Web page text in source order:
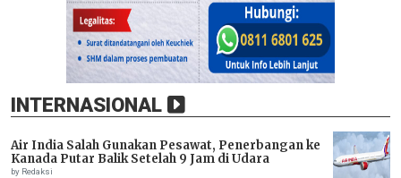
INTERNASIONAL
Air India Salah Gunakan Pesawat, Penerbangan ke
Kanada Putar Balik Setelah 9 Jam di Udara
by Redaksi